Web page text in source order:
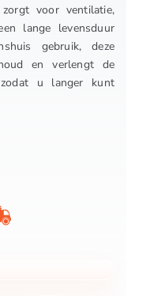
voor ventilatie,
lange levensduur
gebruik, deze
en verlengt de
u langer kunt